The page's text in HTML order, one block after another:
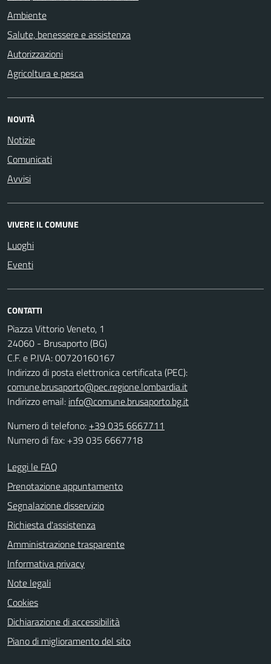
Ambiente
Salute, benessere e assistenza
Autorizzazioni
Agricoltura e pesca
NOVITÀ
Notizie
Comunicati
Avvisi
VIVERE IL COMUNE
Luoghi
Eventi
CONTATTI
Piazza Vittorio Veneto, 1
24060 - Brusaporto (BG)
C.F. e P.IVA: 00720160167
Indirizzo di posta elettronica certificata (PEC):
comune.brusaporto@pec.regione.lombardia.it
Indirizzo email: info@comune.brusaporto.bg.it
Numero di telefono: +39 035 6667711
Numero di fax: +39 035 6667718
Leggi le FAQ
Prenotazione appuntamento
Segnalazione disservizio
Richiesta d'assistenza
Amministrazione trasparente
Informativa privacy
Note legali
Cookies
Dichiarazione di accessibilità
Piano di miglioramento del sito